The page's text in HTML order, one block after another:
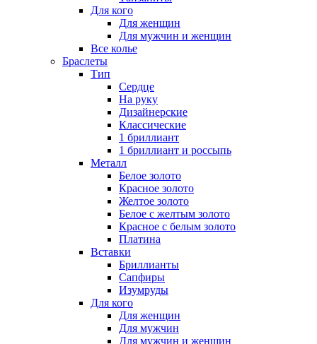
Для кого
Для женщин
Для мужчин и женщин
Все колье
Браслеты
Тип
Сердце
На руку
Дизайнерские
Классические
1 бриллиант
1 бриллиант и россыпь
Металл
Белое золото
Красное золото
Желтое золото
Белое с желтым золото
Красное с белым золото
Платина
Вставки
Бриллианты
Сапфиры
Изумруды
Для кого
Для женщин
Для мужчин
Для мужчин и женщин